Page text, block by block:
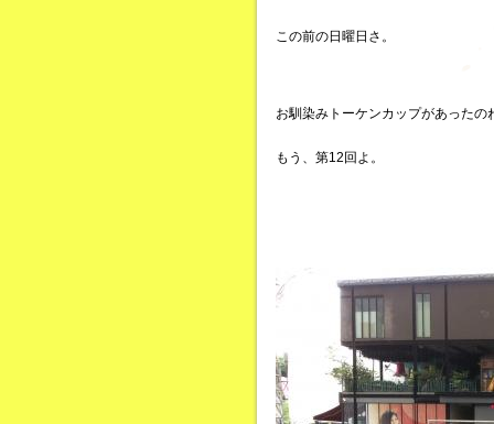
この前の日曜日さ。
お馴染みトーケンカップがあったの
もう、第12回よ。